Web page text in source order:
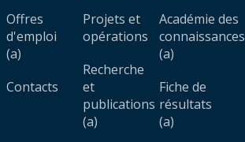
Offres
d'emploi
(a)
Contacts
Projets et
opérations
Recherche
et
publications
(a)
Académie des
connaissances
(a)
Fiche de
résultats
(a)